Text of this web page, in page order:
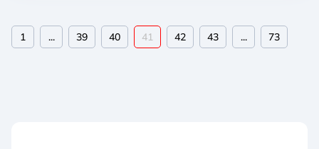
1 ... 39 40 41 42 43 ... 73